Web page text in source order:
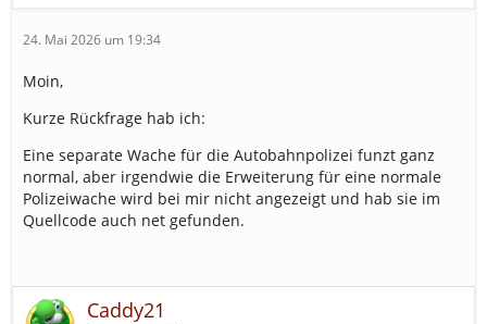
24. Mai 2026 um 19:34
Moin,
Kurze Rückfrage hab ich:
Eine separate Wache für die Autobahnpolizei funzt ganz
normal, aber irgendwie die Erweiterung für eine normale
Polizeiwache wird bei mir nicht angezeigt und hab sie im
Quellcode auch net gefunden.
Caddy21